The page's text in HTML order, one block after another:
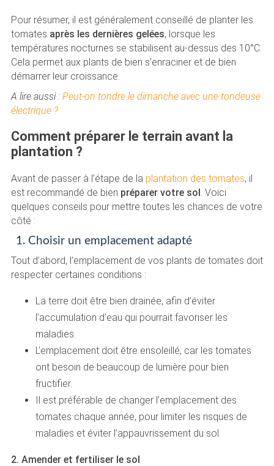
Pour résumer, il est généralement conseillé de planter les
tomates après les dernières gelées, lorsque les
températures nocturnes se stabilisent au-dessus des 10°C.
Cela permet aux plants de bien s’enraciner et de bien
démarrer leur croissance.
A lire aussi : Peut-on tondre le dimanche avec une tondeuse
électrique ?
Comment préparer le terrain avant la
plantation ?
Avant de passer à l’étape de la plantation des tomates, il
est recommandé de bien préparer votre sol . Voici
quelques conseils pour mettre toutes les chances de votre
côté :
1. Choisir un emplacement adapté
Tout d’abord, l’emplacement de vos plants de tomates doit
respecter certaines conditions :
La terre doit être bien drainée, afin d’éviter
l’accumulation d’eau qui pourrait favoriser les
maladies.
L’emplacement doit être ensoleillé, car les tomates
ont besoin de beaucoup de lumière pour bien
fructifier.
Il est préférable de changer l’emplacement des
tomates chaque année, pour limiter les risques de
maladies et éviter l’appauvrissement du sol.
2. Amender et fertiliser le sol